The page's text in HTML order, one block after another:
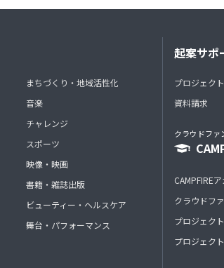
まちづくり・地域活性化
音楽
チャレンジ
スポーツ
映像・映画
書籍・雑誌出版
ビューティー・ヘルスケア
舞台・パフォーマンス
起案サポ
プロジェク
資料請求
クラウドファ
CAMPFIRE
クラウドフ
プロジェク
プロジェク